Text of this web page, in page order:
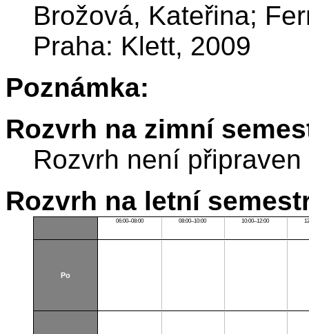
Brožová, Kateřina;
Praha: Klett, 2009
Poznámka:
Rozvrh na zimní
Rozvrh není připraven
Rozvrh na letní
06:00–08:00 08:00–10:00 10:00–12:00
Po